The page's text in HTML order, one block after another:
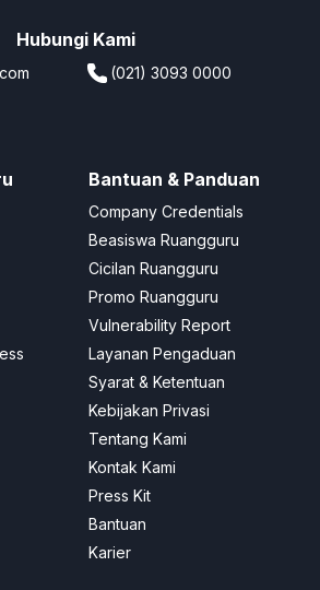
Hubungi Kami
(021) 3093 0000
Bantuan & Panduan
Company Credentials
Beasiswa Ruangguru
Cicilan Ruangguru
Promo Ruangguru
Vulnerability Report
Layanan Pengaduan
Syarat & Ketentuan
Kebijakan Privasi
Tentang Kami
Kontak Kami
Press Kit
Bantuan
Karier